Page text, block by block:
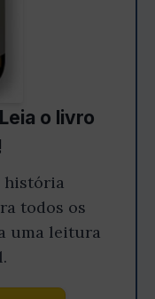
o livro
história
todos os
uma leitura